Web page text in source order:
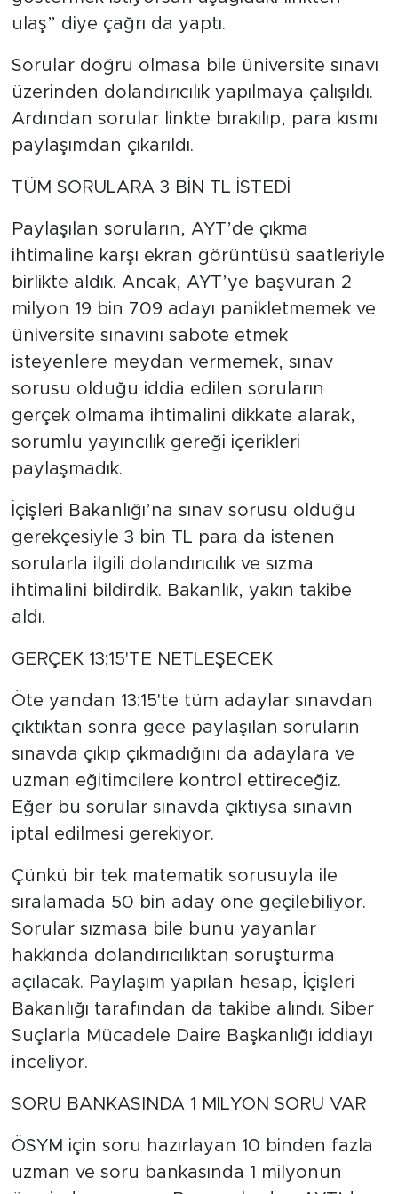
ulaş” diye çağrı da yaptı.
Sorular doğru olmasa bile üniversite sınavı
üzerinden dolandırıcılık yapılmaya çalışıldı.
Ardından sorular linkte bırakılıp, para kısmı
paylaşımdan çıkarıldı.
TÜM SORULARA 3 BİN TL İSTEDİ
Paylaşılan soruların, AYT’de çıkma
ihtimaline karşı ekran görüntüsü saatleriyle
birlikte aldık. Ancak, AYT’ye başvuran 2
milyon 19 bin 709 adayı panikletmemek ve
üniversite sınavını sabote etmek
isteyenlere meydan vermemek, sınav
sorusu olduğu iddia edilen soruların
gerçek olmama ihtimalini dikkate alarak,
sorumlu yayıncılık gereği içerikleri
paylaşmadık.
İçişleri Bakanlığı’na sınav sorusu olduğu
gerekçesiyle 3 bin TL para da istenen
sorularla ilgili dolandırıcılık ve sızma
ihtimalini bildirdik. Bakanlık, yakın takibe
aldı.
GERÇEK 13:15'TE NETLEŞECEK
Öte yandan 13:15'te tüm adaylar sınavdan
çıktıktan sonra gece paylaşılan soruların
sınavda çıkıp çıkmadığını da adaylara ve
uzman eğitimcilere kontrol ettireceğiz.
Eğer bu sorular sınavda çıktıysa sınavın
iptal edilmesi gerekiyor.
Çünkü bir tek matematik sorusuyla ile
sıralamada 50 bin aday öne geçilebiliyor.
Sorular sızmasa bile bunu yayanlar
hakkında dolandırıcılıktan soruşturma
açılacak. Paylaşım yapılan hesap, İçişleri
Bakanlığı tarafından da takibe alındı. Siber
Suçlarla Mücadele Daire Başkanlığı iddiayı
inceliyor.
SORU BANKASINDA 1 MİLYON SORU VAR
ÖSYM için soru hazırlayan 10 binden fazla
uzman ve soru bankasında 1 milyonun